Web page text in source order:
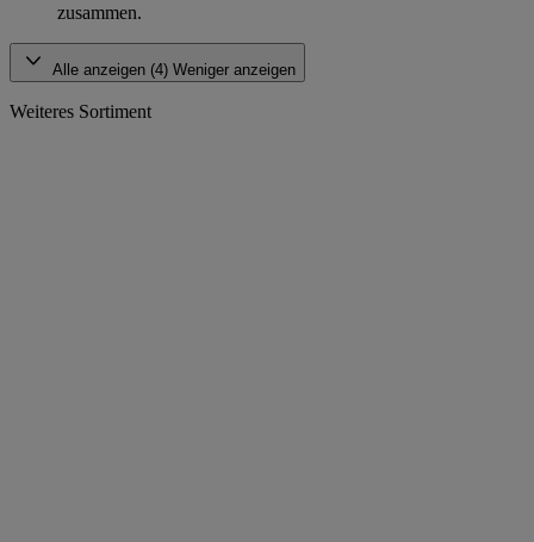
zusammen.
Alle anzeigen (4) Weniger anzeigen
Weiteres Sortiment